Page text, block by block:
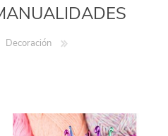
Decoración